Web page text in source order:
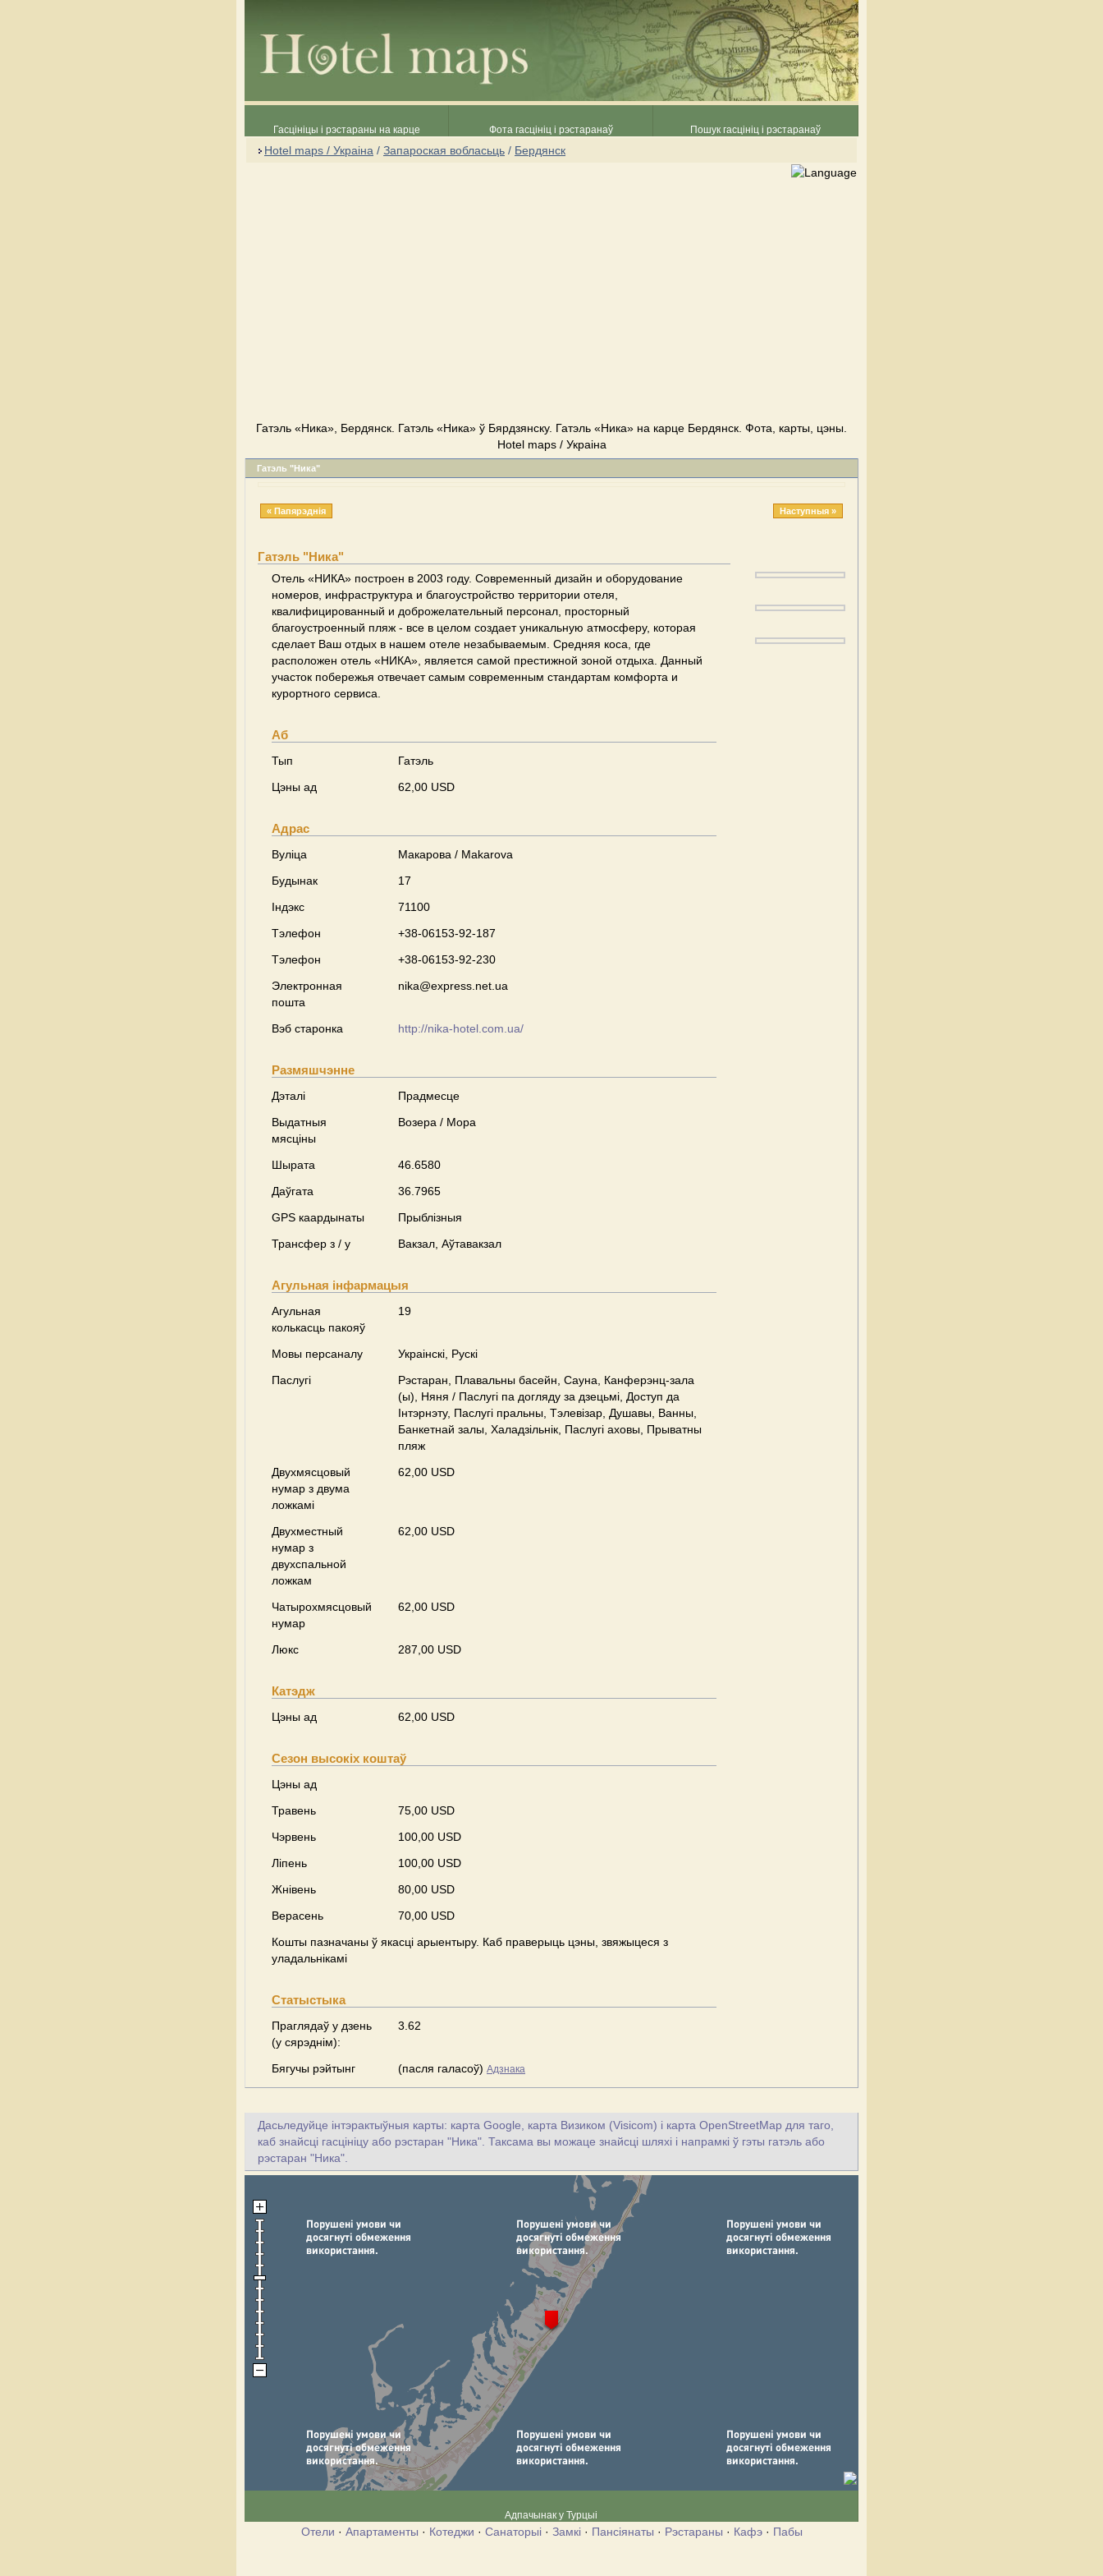
Гасцініцы і рэстараны на карце Фота гасцініц і рэстаранаў Пошук гасцініц і рэстаранаў
Hotel maps / Украіна / Запароская вобласьць / Бердянск
Гатэль «Ника», Бердянск. Гатэль «Ника» ў Бярдзянску. Гатэль «Ника» на карце Бердянск. Фота, карты, цэны.
Hotel maps / Украіна
Гатэль "Ника"
« Папярэднія Наступныя »
Гатэль "Ника"
Отель «НИКА» построен в 2003 году. Современный дизайн и оборудование
номеров, инфраструктура и благоустройство территории отеля,
квалифицированный и доброжелательный персонал, просторный
благоустроенный пляж - все в целом создает уникальную атмосферу, которая
сделает Ваш отдых в нашем отеле незабываемым. Средняя коса, где
расположен отель «НИКА», является самой престижной зоной отдыха. Данный
участок побережья отвечает самым современным стандартам комфорта и
курортного сервиса.
Аб
Тып
Гатэль
Цэны ад
62,00 USD
Адрас
Вуліца
Макарова / Makarova
Будынак
17
Індэкс
71100
Тэлефон
+38-06153-92-187
Тэлефон
+38-06153-92-230
Электронная
пошта
nika@express.net.ua
Вэб старонка http://nika-hotel.com.ua/
Размяшчэнне
Дэталі
Прадмесце
Выдатныя
мясціны
Возера / Мора
Шырата
46.6580
Даўгата
36.7965
GPS каардынаты
Прыблізныя
Трансфер з / у
Вакзал, Аўтавакзал
Агульная інфармацыя
Агульная
колькасць пакояў
19
Мовы персаналу
Украінскі, Рускі
Паслугі
Рэстаран, Плавальны басейн, Сауна, Канферэнц-зала
(ы), Няня / Паслугі па догляду за дзецьмі, Доступ да
Інтэрнэту, Паслугі пральны, Тэлевізар, Душавы, Ванны,
Банкетнай залы, Халадзільнік, Паслугі аховы, Прыватны
пляж
Двухмясцовый
нумар з двума
ложкамі
62,00 USD
Двухместный
нумар з
двухспальной
ложкам
62,00 USD
Чатырохмясцовый
нумар
62,00 USD
Люкс 287,00 USD
Катэдж
Цэны ад 62,00 USD
Сезон высокіх коштаў
Цэны ад
Травень
75,00 USD
Чэрвень
100,00 USD
Ліпень
100,00 USD
Жнівень
80,00 USD
Верасень
70,00 USD
Кошты пазначаны ў якасці арыентыру. Каб праверыць цэны, звяжыцеся з
уладальнікамі
Статыстыка
Праглядаў у дзень
(у сярэднім):
3.62
Бягучы рэйтынг (пасля галасоў) Адзнака
Дасьледуйце інтэрактыўныя карты: карта Google, карта Визиком (Visicom) і карта OpenStreetMap для таго,
каб знайсці гасцініцу або рэстаран "Ника". Таксама вы можаце знайсці шляхі і напрамкі ў гэты гатэль або
рэстаран "Ника".
Адпачынак у Турцыі
Отели · Апартаменты · Котеджи · Санаторыі· Замкі· Пансіянаты · Рэстараны · Кафэ· Пабы